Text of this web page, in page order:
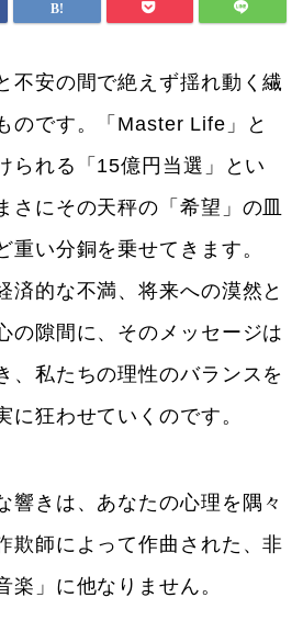
不安の間で絶えず揺れ動く繊
のです。「Master Life」と
られる「15億円当選」とい
さにその天秤の「希望」の皿
重い分銅を乗せてきます。
済的な不満、将来への漠然と
の隙間に、そのメッセージは
、私たちの理性のバランスを
に狂わせていくのです。
響きは、あなたの心理を隅々
欺師によって作曲された、非
楽」に他なりません。